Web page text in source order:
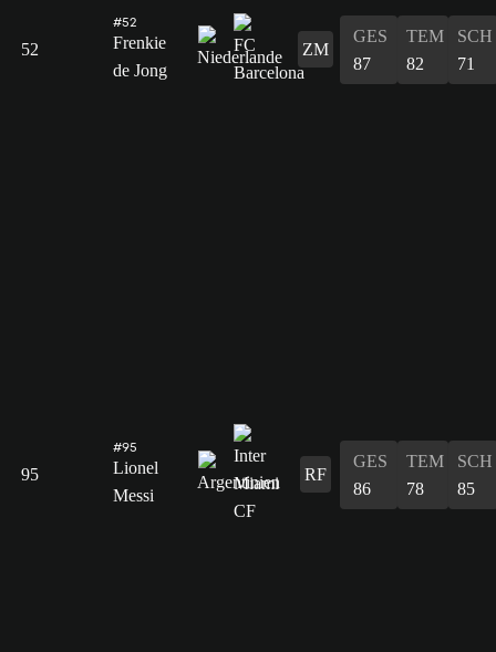
52
#52
Frenkie
de Jong
ZM
GES
87
TEM
82
SCH
71
95
#95
Lionel
Messi
RF
GES
86
TEM
78
SCH
85